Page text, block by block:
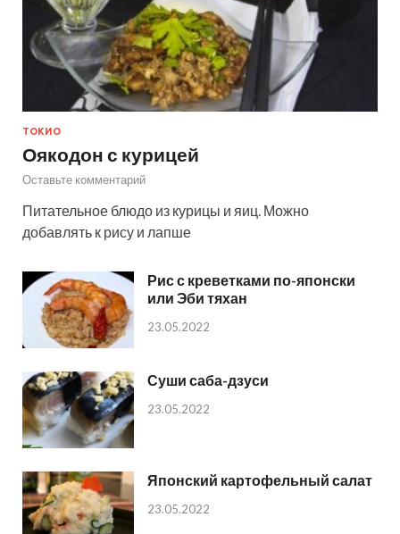
ТОКИО
Оякодон с курицей
Оставьте комментарий
Питательное блюдо из курицы и яиц. Можно
добавлять к рису и лапше
Рис с креветками по-японски
или Эби тяхан
23.05.2022
Суши саба-дзуси
23.05.2022
Японский картофельный салат
23.05.2022